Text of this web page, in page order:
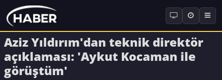
Aziz Yıldırım'dan teknik direktör
açıklaması: 'Aykut Kocaman ile
görüştüm'